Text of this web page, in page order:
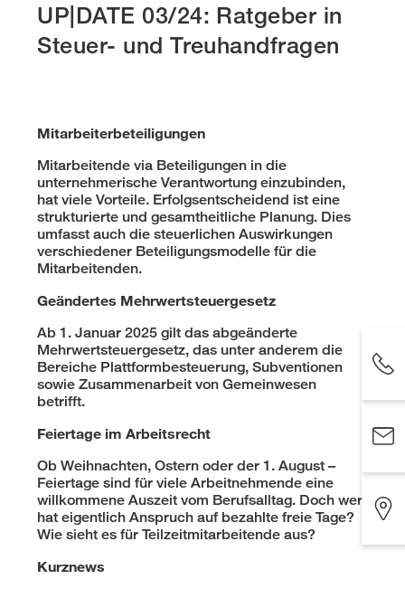
UP|DATE 03/24: Ratgeber in
Steuer- und Treuhandfragen
Mitarbeiterbeteiligungen
Mitarbeitende via Beteiligungen in die
unternehmerische Verantwortung einzubinden,
hat viele Vorteile. Erfolgsentscheidend ist eine
strukturierte und gesamtheitliche Planung. Dies
umfasst auch die steuerlichen Auswirkungen
verschiedener Beteiligungsmodelle für die
Mitarbeitenden.
Geändertes Mehrwertsteuergesetz
Ab 1. Januar 2025 gilt das abgeänderte
Mehrwertsteuergesetz, das unter anderem die
Bereiche Plattformbesteuerung, Subventionen
sowie Zusammenarbeit von Gemeinwesen
betrifft.
Feiertage im Arbeitsrecht
Ob Weihnachten, Ostern oder der 1. August –
Feiertage sind für viele Arbeitnehmende eine
willkommene Auszeit vom Berufsalltag. Doch wer
hat eigentlich Anspruch auf bezahlte freie Tage?
Wie sieht es für Teilzeitmitarbeitende aus?
Kurznews